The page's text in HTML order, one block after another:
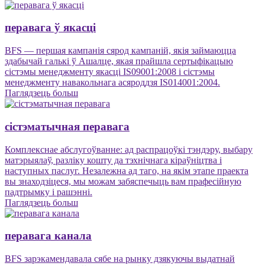
перавага ў якасці
BFS — першая кампанія сярод кампаній, якія займаюцца
здабычай галькі ў Ашалце, якая прайшла сертыфікацыю
сістэмы менеджменту якасці IS09001:2008 і сістэмы
менеджменту навакольнага асяроддзя IS014001:2004.
Паглядзець больш
сістэматычная перавага
Комплекснае абслугоўванне: ад распрацоўкі тэндэру, выбару
матэрыялаў, разліку кошту да тэхнічнага кіраўніцтва і
наступных паслуг. Незалежна ад таго, на якім этапе праекта
вы знаходзіцеся, мы можам забяспечыць вам прафесійную
падтрымку і рашэнні.
Паглядзець больш
перавага канала
BFS зарэкамендавала сябе на рынку дзякуючы выдатнай